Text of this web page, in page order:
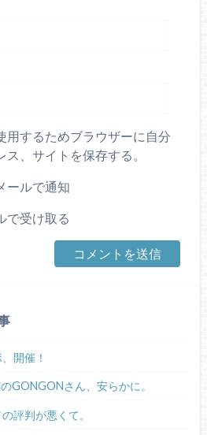
用するためブラウザーに自分
、サイトを保存する。
ールで通知
で受け取る
開催！
GONGONさん、安らかに。
評判が悪くて。